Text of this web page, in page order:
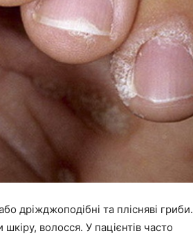
дріжджоподібні та плісняві гриби.
волосся. У пацієнтів часто